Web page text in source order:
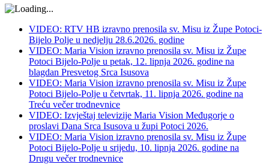
VIDEO: RTV HB izravno prenosila sv. Misu iz Župe Potoci-
Bijelo Polje u nedjelju 28.6.2026. godine
VIDEO: Maria Vision izravno prenosila sv. Misu iz Župe
Potoci Bijelo-Polje u petak, 12. lipnja 2026. godine na
blagdan Presvetog Srca Isusova
VIDEO: Maria Vision izravno prenosila sv. Misu iz Župe
Potoci Bijelo-Polje u četvrtak, 11. lipnja 2026. godine na
Treću večer trodnevnice
VIDEO: Izvještaj televizije Maria Vision Međugorje o
proslavi Dana Srca Isusova u župi Potoci 2026.
VIDEO: Maria Vision izravno prenosila sv. Misu iz Župe
Potoci Bijelo-Polje u srijedu, 10. lipnja 2026. godine na
Drugu večer trodnevnice